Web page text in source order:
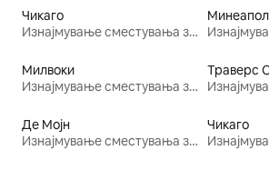
Чикаго
Изнајмување сместувања за одмор
Милвоки
Изнајмување сместувања за одмор
Траверс
Де Мојн
Изнајмување сместувања за одмор
Чикаго